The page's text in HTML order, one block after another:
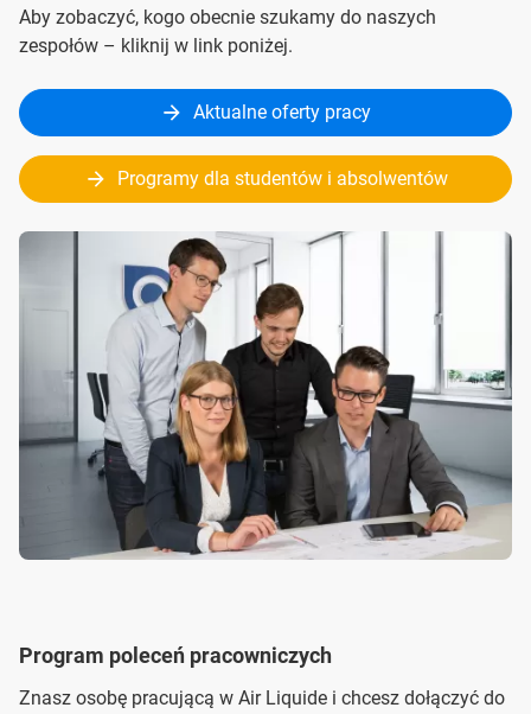
Aby zobaczyć, kogo obecnie szukamy do naszych
zespołów – kliknij w link poniżej.
Aktualne oferty pracy
Programy dla studentów i absolwentów
Program poleceń pracowniczych
Znasz osobę pracującą w Air Liquide i chcesz dołączyć do